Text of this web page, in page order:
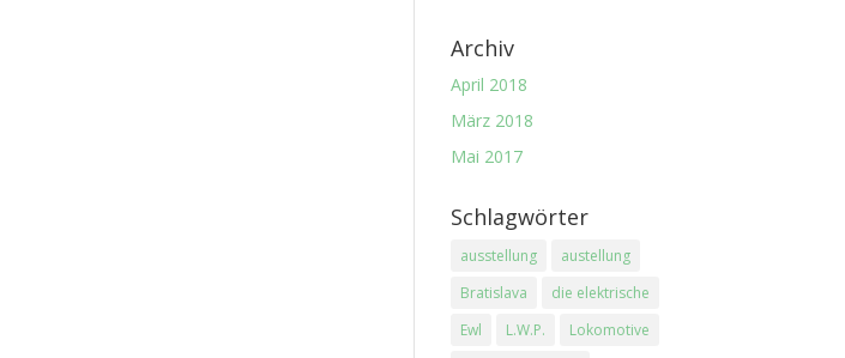
Archiv
April 2018
März 2018
Mai 2017
Schlagwörter
ausstellung
austellung
Bratislava
die elektrische
Ewl
L.W.P.
Lokomotive